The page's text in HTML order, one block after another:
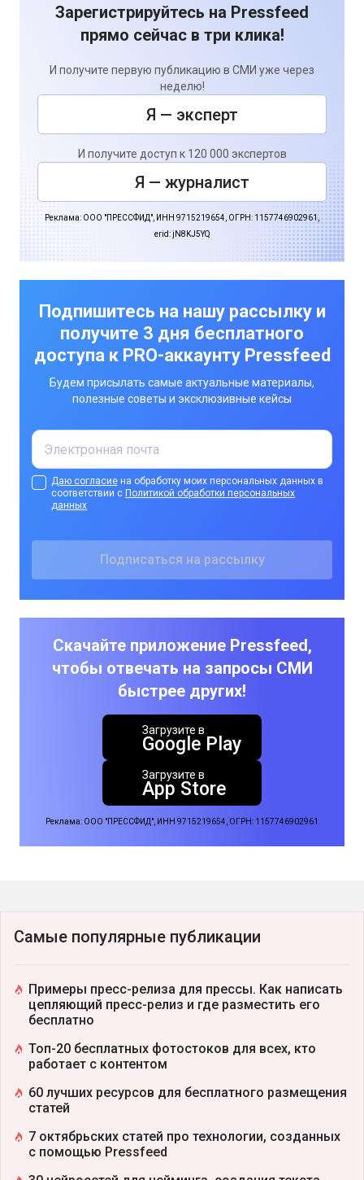
Зарегистрируйтесь на Pressfeed
прямо сейчас в три клика!
И получите первую публикацию в СМИ уже через
неделю!
Я — эксперт
И получите доступ к 120 000 экспертов
Я — журналист
Реклама: ООО "ПРЕССФИД", ИНН 9715219654, ОГРН: 1157746902961,
erid: jN8KJ5YQ
Подпишитесь на нашу рассылку и
получите 3 дня бесплатного
доступа к PRO-аккаунту Pressfeed
Будем присылать самые актуальные материалы,
полезные советы и эксклюзивные кейсы
Даю согласие на обработку моих персональных данных в
соответствии с Политикой обработки персональных
данных
Скачайте приложение Pressfeed,
чтобы отвечать на запросы СМИ
быстрее других!
Загрузите в
Google Play
Загрузите в
App Store
Реклама: ООО "ПРЕССФИД", ИНН 9715219654, ОГРН: 1157746902961
Самые популярные публикации
Примеры пресс-релиза для прессы. Как написать
цепляющий пресс-релиз и где разместить его
бесплатно
Топ-20 бесплатных фотостоков для всех, кто
работает с контентом
60 лучших ресурсов для бесплатного размещения
статей
7 октябрьских статей про технологии, созданных
с помощью Pressfeed